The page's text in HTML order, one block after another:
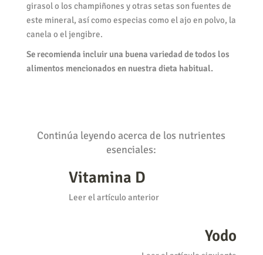
girasol o los champiñones y otras setas son fuentes de
este mineral, así como especias como el ajo en polvo, la
canela o el jengibre.
Se recomienda incluir una buena variedad de todos los
alimentos mencionados en nuestra dieta habitual.
Continúa leyendo acerca de los nutrientes
esenciales:
Vitamina D
Leer el artículo anterior
Yodo